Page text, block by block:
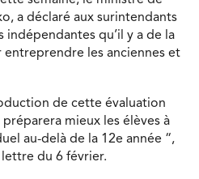
a déclaré aux surintendants
indépendantes qu’il y a de la
entreprendre les anciennes et
de cette évaluation
mieux les élèves à
au-delà de la 12e année “,
lettre du 6 février.